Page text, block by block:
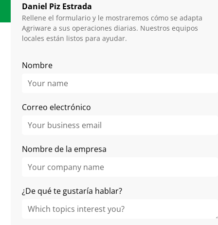
Daniel Piz Estrada
Rellene el formulario y le mostraremos cómo se adapta
Agriware a sus operaciones diarias. Nuestros equipos
locales están listos para ayudar.
Nombre
Correo electrónico
Nombre de la empresa
¿De qué te gustaría hablar?
Related Articles